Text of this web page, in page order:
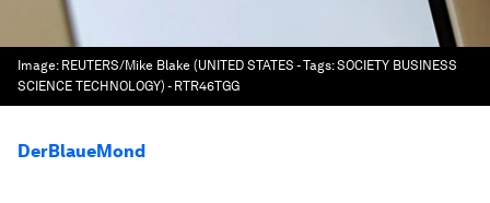
Image: REUTERS/Mike Blake (UNITED STATES - Tags: SOCIETY BUSINESS
SCIENCE TECHNOLOGY) - RTR46TGG
DerBlaueMond